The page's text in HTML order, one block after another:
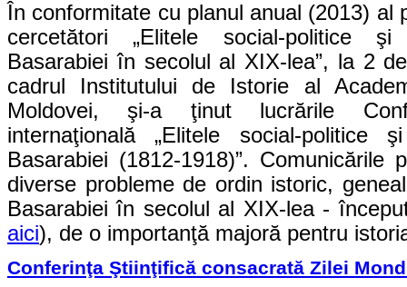
În conformitate cu planul anual (2013) al
cercetători „Elitele social-politice
Basarabiei în secolul al XIX-lea”, la 2
cadrul Institutului de Istorie al
Moldovei, şi-a ţinut lucrările
internaţională „Elitele social-politice
Basarabiei (1812-1918)”.
diverse probleme de ordin istoric,
Basarabiei în secolul al XIX-lea -
aici), de o importanţă majoră pentru
Conferinţa Ştiinţifică consacrată Zilei